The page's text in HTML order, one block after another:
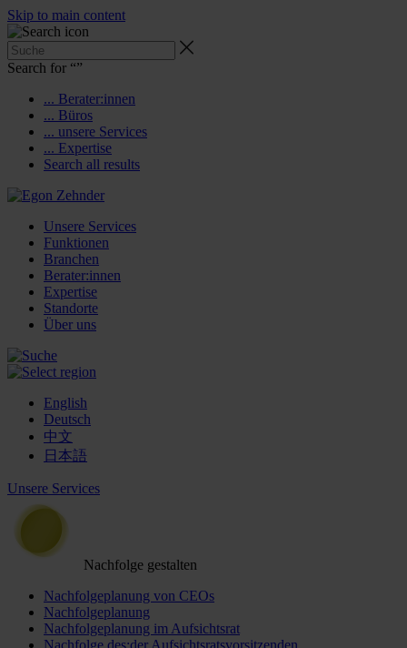
Skip to main content
Search for “”
... Berater:innen
... Büros
... unsere Services
... Expertise
Search all results
Unsere Services
Funktionen
Branchen
Berater:innen
Expertise
Standorte
Über uns
English
Deutsch
中文
日本語
Unsere Services
Nachfolge gestalten
Nachfolgeplanung von CEOs
Nachfolgeplanung
Nachfolgeplanung im Aufsichtsrat
Nachfolge des:der Aufsichtsratsvorsitzenden